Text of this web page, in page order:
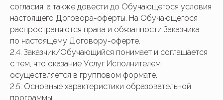
согласия, а также довести до Обучающегося условия
настоящего Договора-оферты. На Обучающегося
распространяются права и обязанности Заказчика
по настоящему Договору-оферте.
2.4. Заказчик/Обучающийся понимает и соглашается
с тем, что оказание Услуг Исполнителем
осуществляется в групповом формате.
2.5. Основные характеристики образовательной
программы: